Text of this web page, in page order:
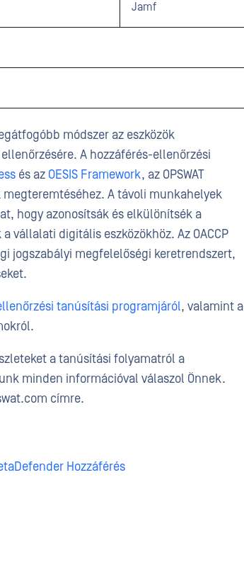
Jamf
módszer az eszközök
A hozzáférés-ellenőrzési
és az OESIS Framework, az OPSWAT
A távoli munkahelyek
hogy azonosítsák és elkülönítsék a
vállalati digitális eszközökhöz. Az OACCP
jogszabályi megfelelőségi keretrendszert,
tanúsítási programjáról, valamint a
a tanúsítási folyamatról a
minden információval válaszol Önnek.
címre.
Hozzáférés